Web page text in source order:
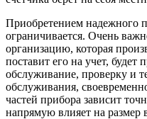
Приобретением надежного
ограничивается. Очень
организацию, которая
поставит его на учет, будет
обслуживание, проверку и
обслуживания,
частей прибора зависит
напрямую влияет на размер